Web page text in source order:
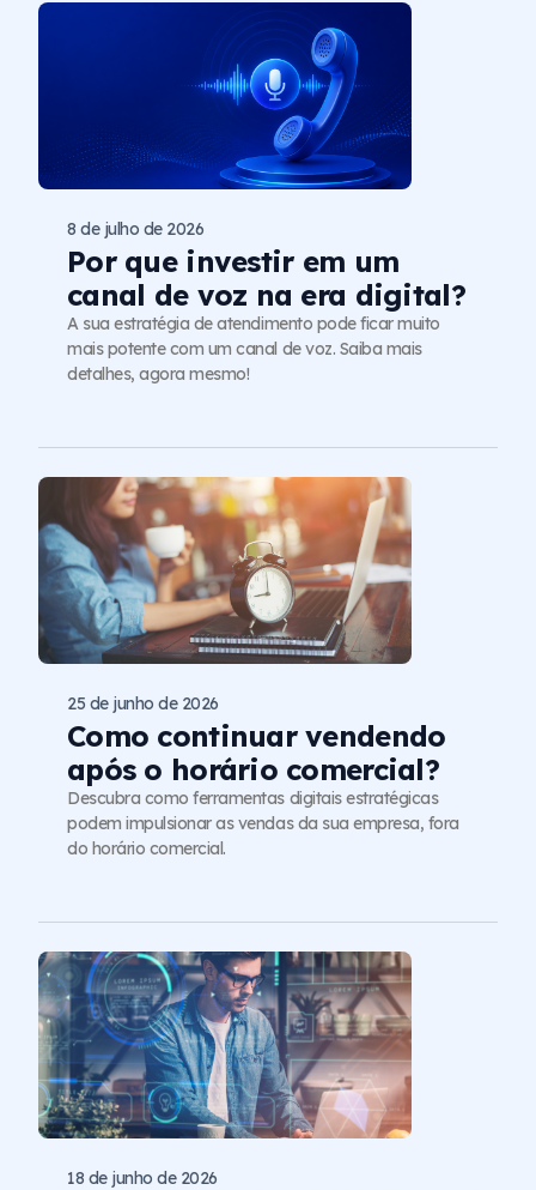
Por que investir em um
canal de voz na era digital?
8 de julho de 2026
A sua estratégia de atendimento pode ficar muito
mais potente com um canal de voz. Saiba mais
detalhes, agora mesmo!
Como continuar vendendo
após o horário comercial?
25 de junho de 2026
Descubra como ferramentas digitais estratégicas
podem impulsionar as vendas da sua empresa, fora
do horário comercial.
18 de junho de 2026